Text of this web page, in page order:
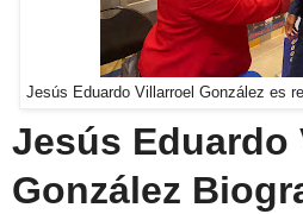
Jesús Eduardo Villarroel González es
Jesús Eduardo
González